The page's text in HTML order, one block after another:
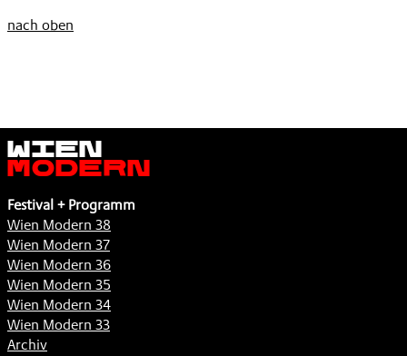
nach oben
Wien
Modern
Festival + Programm
Wien Modern 38
Wien Modern 37
Wien Modern 36
Wien Modern 35
Wien Modern 34
Wien Modern 33
Archiv